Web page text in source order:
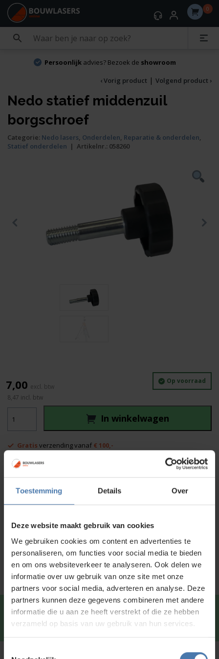
Toestemming Details Over
Deze website maakt gebruik van cookies
We gebruiken cookies om content en advertenties te
personaliseren, om functies voor social media te bieden
en om ons websiteverkeer te analyseren. Ook delen we
informatie over uw gebruik van onze site met onze
partners voor social media, adverteren en analyse. Deze
partners kunnen deze gegevens combineren met andere
informatie die u aan ze heeft verstrekt of die ze hebben
verzameld op basis van uw gebruik van hun services.
0
Persoonlijkadvies? Bezoek de showroom
‹ Vorig product | Volgend product ›
Nedo statief middenzuil
borgschroef
Categorie: Nedo lasers, Onderdelen, Reparatie & onderdelen,
Statief onderdelen | Artikelnr.: 058260
Op voorraad
statief
middenzuil
aantal
8,47 incl. btw
In winkelwagen
7,00
Gratis verzending vanaf € 100,-
Afhalen in
Productinformatie
Specificaties
Service en kalibratie
Snel en direct contact?We beantwoorden je vragen
graag viaWhatsapp.